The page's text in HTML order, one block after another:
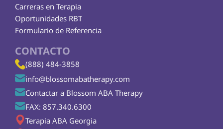
Carreras en Terapia
Oportunidades RBT
Formulario de Referencia
CONTACTO
(888) 484-3858
info@blossomabatherapy.com
Contactar a Blossom ABA Therapy
FAX: 857.340.6300
Terapia ABA Georgia